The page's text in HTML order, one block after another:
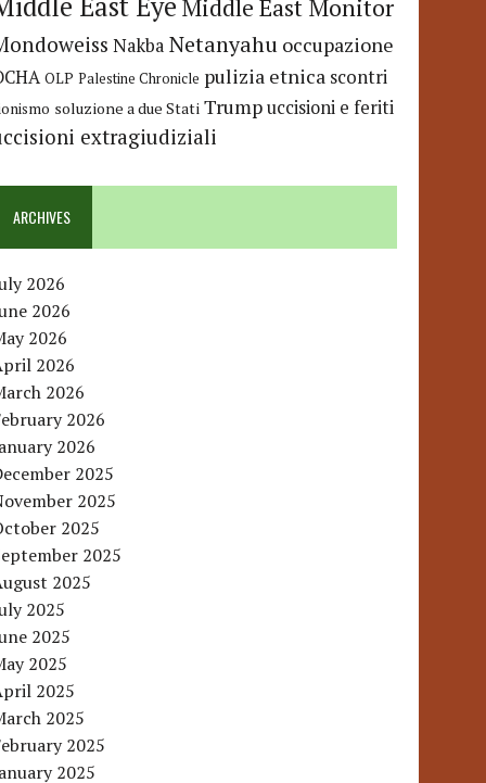
Middle East Monitor
Nakba Netanyahu occupazione
OLP Palestine Chronicle pulizia etnica scontri
soluzione a due Stati Trumpuccisioni e feriti
extragiudiziali
ARCHIVES
2026
2026
2026
2026
2026
2026
2026
2025
2025
2025
2025
2025
2025
2025
2025
2025
2025
2025
2025